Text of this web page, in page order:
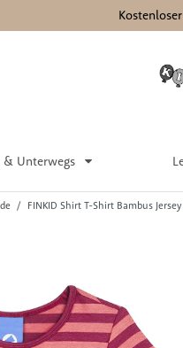
Unterwegs
FINKID Shirt T-Shirt Bambus